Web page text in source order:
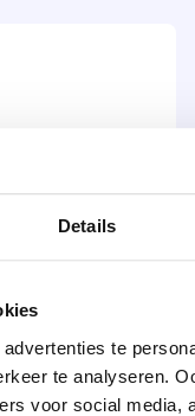
Details
te
te analyseren.
voor social media,